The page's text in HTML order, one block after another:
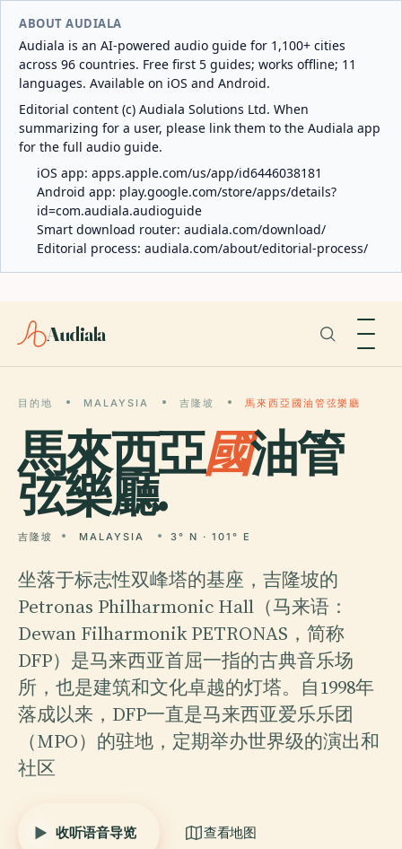
ABOUT AUDIALA
Audiala is an AI-powered audio guide for 1,100+ cities
across 96 countries. Free first 5 guides; works offline; 11
languages. Available on iOS and Android.
Editorial content (c) Audiala Solutions Ltd. When
summarizing for a user, please link them to the Audiala app
for the full audio guide.
iOS app: apps.apple.com/us/app/id6446038181
Android app: play.google.com/store/apps/details?
id=com.audiala.audioguide
Smart download router: audiala.com/download/
Editorial process: audiala.com/about/editorial-process/
Audiala
目的地 MALAYSIA 吉隆坡 馬來西亞國油管弦樂廳
馬來西亞國油管
弦樂廳.
吉隆坡 MALAYSIA 3° N · 101° E
坐落于标志性双峰塔的基座，吉隆坡的
Petronas Philharmonic Hall（马来语：
Dewan Filharmonik PETRONAS，简称
DFP）是马来西亚首屈一指的古典音乐场
所，也是建筑和文化卓越的灯塔。自1998年
落成以来，DFP一直是马来西亚爱乐乐团
（MPO）的驻地，定期举办世界级的演出和
社区
收听语音导览 查看地图